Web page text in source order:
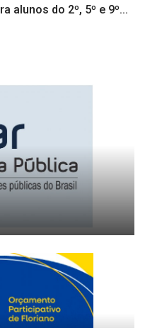
alunos do 2º, 5º e 9º...